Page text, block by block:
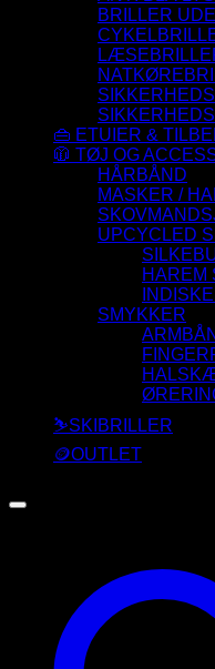
BRILLER
👜 ETUIER &
🧥 TØJ OG
HÅRBÅND
MASKER /
UPCYCLED
HAREM
SMYKKER
⛷️SKIBRILLER
🪙OUTLET